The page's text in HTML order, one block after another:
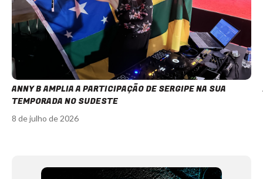
ANNY B AMPLIA A PARTICIPAÇÃO DE SERGIPE NA SUA
TEMPORADA NO SUDESTE
8 de julho de 2026